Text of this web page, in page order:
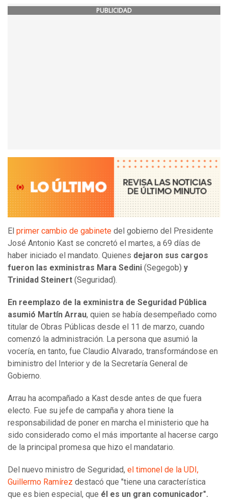
PUBLICIDAD
El primer cambio de gabinete del gobierno del Presidente
José Antonio Kast se concretó el martes, a 69 días de
haber iniciado el mandato. Quienes dejaron sus cargos
fueron las exministras Mara Sedini (Segegob) y
Trinidad Steinert (Seguridad).
En reemplazo de la exministra de Seguridad Pública
asumió Martín Arrau, quien se había desempeñado como
titular de Obras Públicas desde el 11 de marzo, cuando
comenzó la administración. La persona que asumió la
vocería, en tanto, fue Claudio Alvarado, transformándose en
biministro del Interior y de la Secretaría General de
Gobierno.
Arrau ha acompañado a Kast desde antes de que fuera
electo. Fue su jefe de campaña y ahora tiene la
responsabilidad de poner en marcha el ministerio que ha
sido considerado como el más importante al hacerse cargo
de la principal promesa que hizo el mandatario.
Del nuevo ministro de Seguridad, el timonel de la UDI,
Guillermo Ramírez destacó que "tiene una característica
que es bien especial, que él es un gran comunicador".